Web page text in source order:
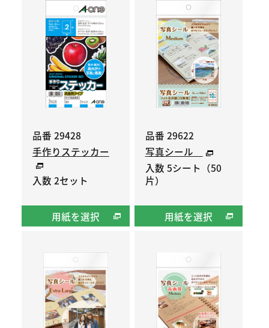
品番 29428
手作りステッカー
入数 2セット
用紙を選択
品番 29622
写真シール
入数 5シート（50
片）
用紙を選択